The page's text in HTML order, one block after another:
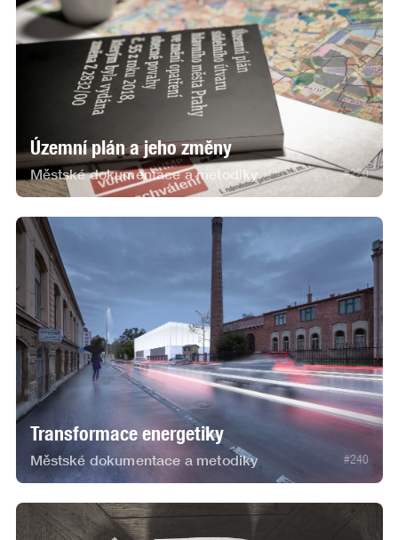
Územní plán a jeho změny
Městské dokumentace a metodiky #220
Transformace energetiky
Městské dokumentace a metodiky #240